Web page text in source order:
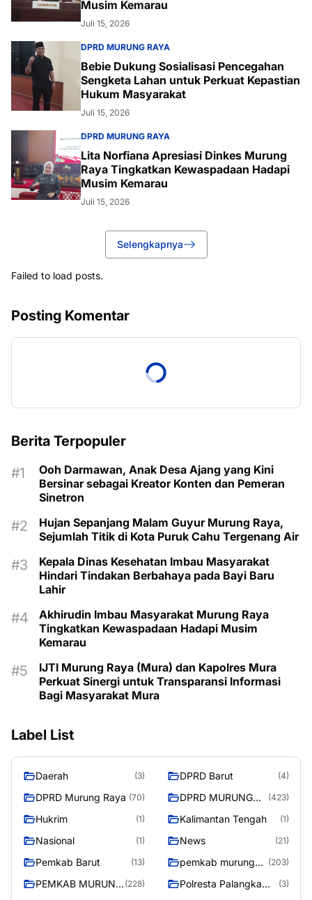
Musim Kemarau
Juli 15, 2026
DPRD MURUNG RAYA
Bebie Dukung Sosialisasi Pencegahan
Sengketa Lahan untuk Perkuat Kepastian
Hukum Masyarakat
Juli 15, 2026
DPRD MURUNG RAYA
Lita Norfiana Apresiasi Dinkes Murung
Raya Tingkatkan Kewaspadaan Hadapi
Musim Kemarau
Juli 15, 2026
Selengkapnya
Failed to load posts.
Posting Komentar
Berita Terpopuler
Ooh Darmawan, Anak Desa Ajang yang Kini
Bersinar sebagai Kreator Konten dan Pemeran
Sinetron
Hujan Sepanjang Malam Guyur Murung Raya,
Sejumlah Titik di Kota Puruk Cahu Tergenang Air
Kepala Dinas Kesehatan Imbau Masyarakat
Hindari Tindakan Berbahaya pada Bayi Baru
Lahir
Akhirudin Imbau Masyarakat Murung Raya
Tingkatkan Kewaspadaan Hadapi Musim
Kemarau
IJTI Murung Raya (Mura) dan Kapolres Mura
Perkuat Sinergi untuk Transparansi Informasi
Bagi Masyarakat Mura
Label List
Daerah (3) DPRD Barut (4)
DPRD Murung Raya (70)
DPRD MURUNG
(423)
Hukrim (1) Kalimantan Tengah (1)
Nasional (1) News (21)
Pemkab Barut (13)
pemkab murung
(203)
PEMKAB MURUNG (228)
Polresta Palangka
(3)